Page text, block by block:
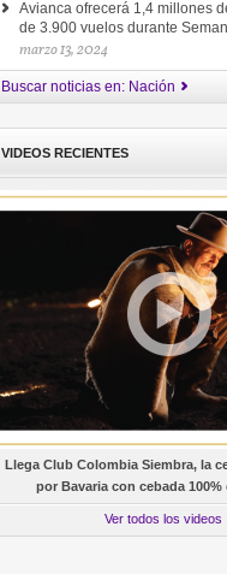
Avianca ofrecerá 1,4 millones
de 3.900 vuelos durante
marzo 13, 2024
Buscar noticias en: Nación
VIDEOS RECIENTES
Llega Club Colombia Siembra, la
por Bavaria con cebada
Ver todos los videos